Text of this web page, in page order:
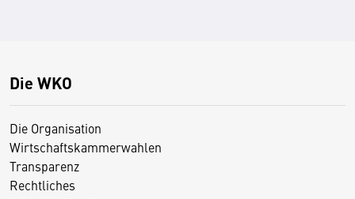
Die WKO
Die Organisation
Wirtschaftskammerwahlen
Transparenz
Rechtliches